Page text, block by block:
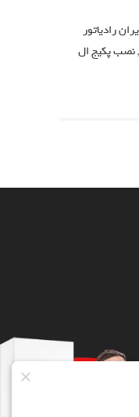
رادیاتور
,نصب پکیج ال